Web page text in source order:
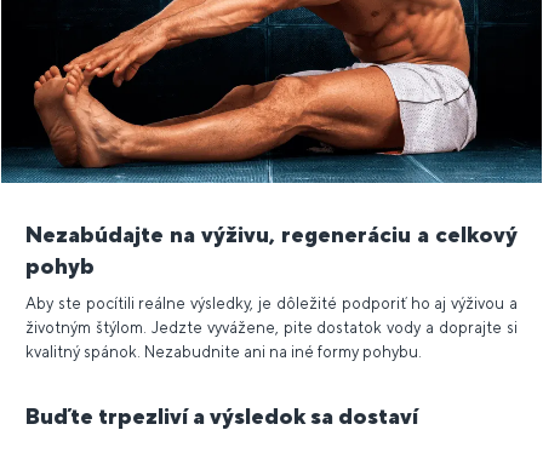
Nezabúdajte na výživu, regeneráciu a celkový
pohyb
Aby ste pocítili reálne výsledky, je dôležité podporiť ho aj výživou a
životným štýlom. Jedzte vyvážene, pite dostatok vody a doprajte si
kvalitný spánok. Nezabudnite ani na iné formy pohybu.
Buďte trpezliví a výsledok sa dostaví